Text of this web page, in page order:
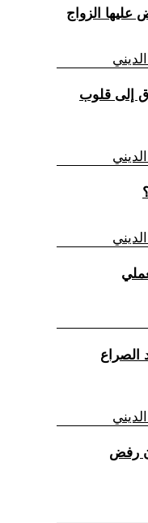
إلى قلوب
الصراع
رفض